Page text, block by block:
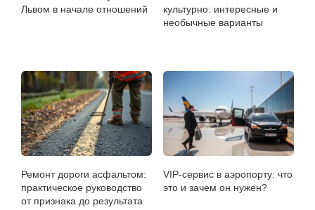
Львом в начале отношений
культурно: интересные и
необычные варианты
Ремонт дороги асфальтом:
практическое руководство
от признака до результата
VIP-сервис в аэропорту: что
это и зачем он нужен?